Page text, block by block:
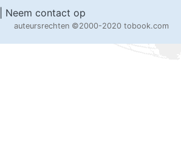
Neem contact op
auteursrechten ©2000-2020 tobook.com